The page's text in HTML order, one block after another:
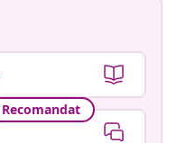
Recomandat